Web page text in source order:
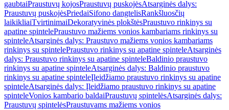
gaubtaiPraustuvų kojosPraustuvų puskojėsAtsarginės dalys:
Praustuvų puskojėsPriedaiSifono dangtelisRankšluosčių
laikikliaiTvirtinimaiDekoratyvinės plokštėsPraustuvo rinkinys su
apatine spintelePraustuvo mažiems vonios kambariams rinkinys su
spinteleAtsarginės dalys: Praustuvo mažiems vonios kambariams
rinkinys su spintelePraustuvo rinkinys su apatine spinteleAtsarginės
dalys: Praustuvo rinkinys su apatine spinteleBaldinio praustuvo
rinkinys su apatine spinteleAtsarginės dalys: Baldinio praustuvo
rinkinys su apatine spinteleĮleidžiamo praustuvo rinkinys su apatine
spinteleAtsarginės dalys: Įleidžiamo praustuvo rinkinys su apatine
spinteleVonios kambario baldaiPraustuvų spintelėsAtsarginės dalys:
Praustuvų spintelėsPraustuvams mažiems vonios